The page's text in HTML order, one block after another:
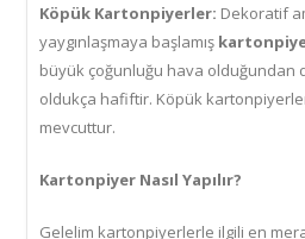
Köpük Kartonpiyerler: Dekoratif
yaygınlaşmaya başlamış
büyük çoğunluğu hava olduğundan
oldukça hafiftir. Köpük
mevcuttur.
Kartonpiyer Nasıl Yapılır?
Gelelim kartonpiyerlerle ilgili en